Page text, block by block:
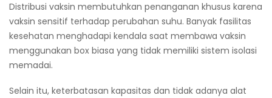
Distribusi vaksin membutuhkan penanganan khusus karena
vaksin sensitif terhadap perubahan suhu. Banyak fasilitas
kesehatan menghadapi kendala saat membawa vaksin
menggunakan box biasa yang tidak memiliki sistem isolasi
memadai.
Selain itu, keterbatasan kapasitas dan tidak adanya alat